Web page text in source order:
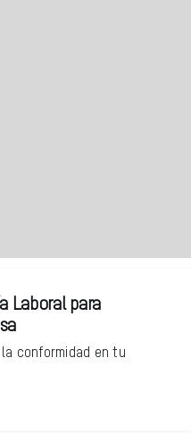
Laboral para
conformidad en tu